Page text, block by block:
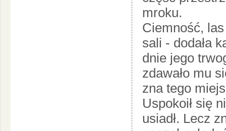
mroku.
Ciemność,
sali - dodała
dnie jego
zdawało mu
zna tego
Uspokoił się
usiadł. Lecz